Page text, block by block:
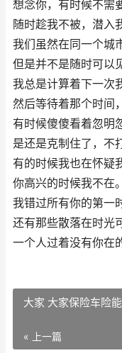
想念你，有时候不需
随时趁我不被，潜入
我们虽然在同一个城
但是并不是随时可以
我总是计算着下一次
然后等待着那个时间
有时候傻傻看着忽明
是还是克制住了，不
有的时候我也在怀疑
你高兴的时候我不在
我错过所有你的第一
还有那些散落在时光
一个人过着没有你在
大家 大家保险车险
« 上一篇